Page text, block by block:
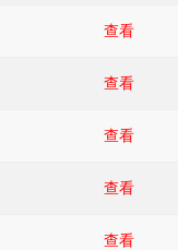
查看
查看
查看
查看
查看